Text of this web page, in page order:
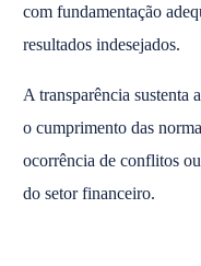
com fundamentação
resultados indesejados.
A transparência sustenta
o cumprimento das
ocorrência de conflitos
do setor financeiro.